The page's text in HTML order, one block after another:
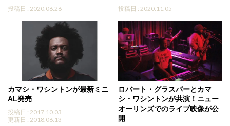
投稿日 : 2020.06.26 投稿日 : 2020.11.05
カマシ・ワシントンが最新ミニ
AL発売
投稿日 : 2017.10.03
更新日 : 2018.06.13
ロバート・グラスパーとカマ
シ・ワシントンが共演！ニュー
オーリンズでのライブ映像が公
開